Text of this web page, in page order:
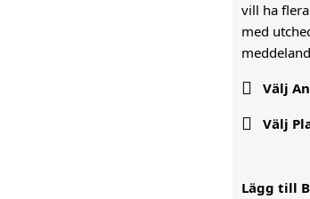
vill ha
med
 Välj
 Välj
Lägg till